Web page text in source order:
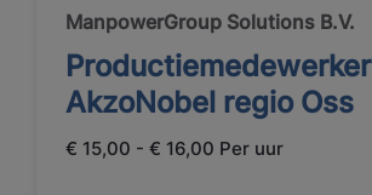
ManpowerGroup Solutions B.V.
Productiemedewerker
AkzoNobel regio Oss
€ 15,00 - € 16,00 Per uur